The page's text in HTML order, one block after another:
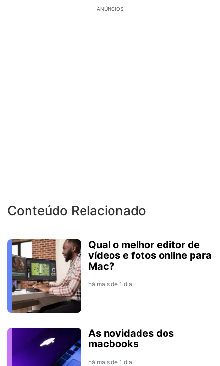
ANÚNCIOS
Conteúdo Relacionado
Qual o melhor editor de
vídeos e fotos online para
Mac?
há mais de 1 dia
As novidades dos
macbooks
há mais de 1 dia